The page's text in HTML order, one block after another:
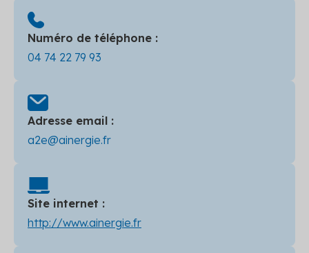
Numéro de téléphone :
04 74 22 79 93
Adresse email :
a2e@ainergie.fr
Site internet :
http://www.ainergie.fr